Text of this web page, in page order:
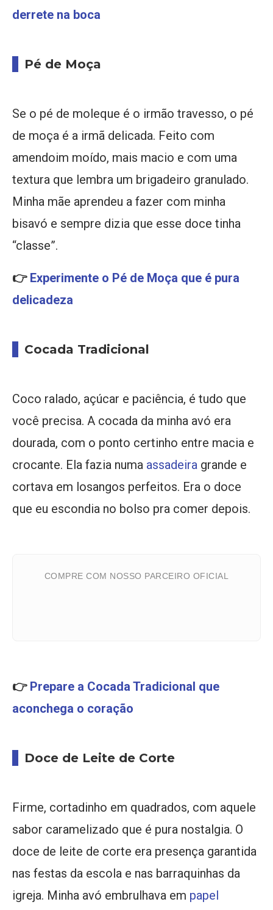
derrete na boca
Pé de Moça
Se o pé de moleque é o irmão travesso, o pé
de moça é a irmã delicada. Feito com
amendoim moído, mais macio e com uma
textura que lembra um brigadeiro granulado.
Minha mãe aprendeu a fazer com minha
bisavó e sempre dizia que esse doce tinha
“classe”.
👉 Experimente o Pé de Moça que é pura
delicadeza
Cocada Tradicional
Coco ralado, açúcar e paciência, é tudo que
você precisa. A cocada da minha avó era
dourada, com o ponto certinho entre macia e
crocante. Ela fazia numa assadeira grande e
cortava em losangos perfeitos. Era o doce
que eu escondia no bolso pra comer depois.
COMPRE COM NOSSO PARCEIRO OFICIAL
👉 Prepare a Cocada Tradicional que
aconchega o coração
Doce de Leite de Corte
Firme, cortadinho em quadrados, com aquele
sabor caramelizado que é pura nostalgia. O
doce de leite de corte era presença garantida
nas festas da escola e nas barraquinhas da
igreja. Minha avó embrulhava em papel